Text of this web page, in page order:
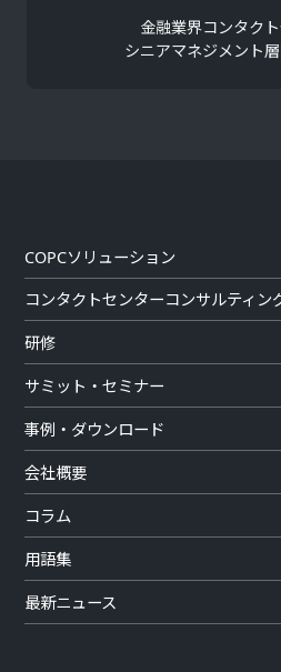
金融業界コンタク
シニアマネジメント
COPCソリューション
コンタクトセンターコンサルティン
研修
サミット・セミナー
事例・ダウンロード
会社概要
コラム
用語集
最新ニュース